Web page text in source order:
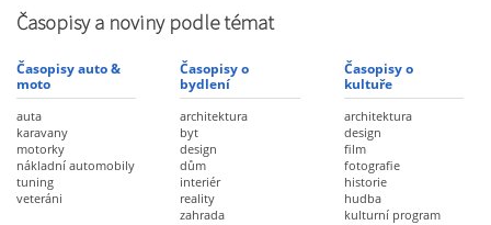
Časopisy a noviny podle témat
Časopisy auto &
moto
auta
karavany
motorky
nákladní automobily
tuning
veteráni
Časopisy o
bydlení
architektura
byt
design
dům
interiér
reality
zahrada
Časopisy o
kultuře
architektura
design
film
fotografie
historie
hudba
kulturní program